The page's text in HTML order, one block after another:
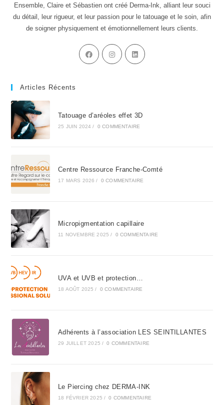
Ensemble, Claire et Sébastien ont créé Derma-Ink, alliant leur souci
du détail, leur rigueur, et leur passion pour le tatouage et le soin, afin
de soigner physiquement et émotionnellement leurs clients.
Articles Récents
Tatouage d’aréoles effet 3D
25 JUIN 2024 / 0 COMMENTAIRE
Centre Ressource Franche-Comté
17 MARS 2026 / 0 COMMENTAIRE
Micropigmentation capillaire
11 NOVEMBRE 2025 / 0 COMMENTAIRE
UVA et UVB et protection…
18 AOÛT 2025 / 0 COMMENTAIRE
Adhérents à l’association LES SEINTILLANTES
29 JUILLET 2025 / 0 COMMENTAIRE
Le Piercing chez DERMA-INK
18 FÉVRIER 2025 / 0 COMMENTAIRE